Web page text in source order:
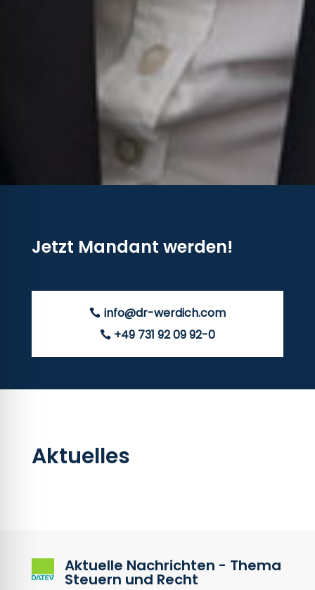
Jetzt Mandant werden!
info@dr-werdich.com
+49 731 92 09 92-0
Aktuelles
Aktuelle Nachrichten - Thema
Steuern und Recht